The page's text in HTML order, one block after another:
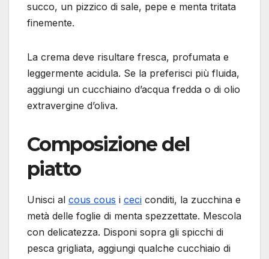
succo, un pizzico di sale, pepe e menta tritata
finemente.
La crema deve risultare fresca, profumata e
leggermente acidula. Se la preferisci più fluida,
aggiungi un cucchiaino d’acqua fredda o di olio
extravergine d’oliva.
Composizione del
piatto
Unisci al cous cous i ceci conditi, la zucchina e
metà delle foglie di menta spezzettate. Mescola
con delicatezza. Disponi sopra gli spicchi di
pesca grigliata, aggiungi qualche cucchiaio di